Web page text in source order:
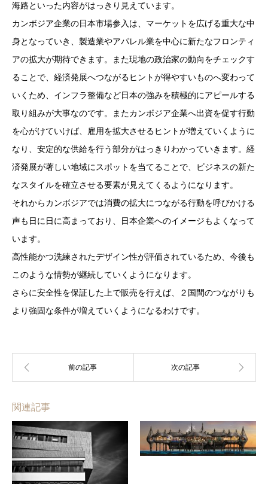
海路といった内容がはっきり見えています。
カンボジア企業の日本市場参入は、マーケットを広げる重大な中
身となっていき、製造業やアパレル業を中心に新たなフロンティ
アの拡大が期待できます。また現地の政治家の動向をチェックす
ることで、経済発展へつながるヒントが得やすいものへ変わって
いくため、インフラ整備など日本の強みを積極的にアピールする
取り組みが大事なのです。またカンボジア企業へ出資を促す行動
を心がけていけば、雇用を拡大させるヒントが増えていくように
なり、安定的な供給を行う部分がはっきりわかっていきます。経
済発展が著しい地域にスポットを当てることで、ビジネスの新た
なスタイルを確立させる要素が見えてくるようになります。
それからカンボジアでは消費の拡大につながる行動を呼びかける
声も日に日に高まっており、日本企業へのイメージもよくなって
います。
高性能かつ洗練されたデザイン性が評価されているため、今後も
このような情勢が継続していくようになります。
さらに安全性を保証した上で販売を行えば、２国間のつながりも
より強固な条件が増えていくようになるわけです。
関連記事